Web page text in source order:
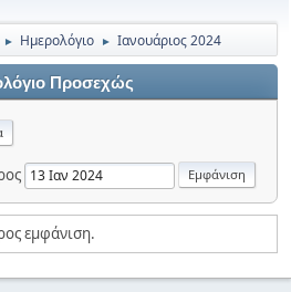
► Ημερολόγιο ► Ιανουάριος 2024
Προσεχώς
εμφάνιση.